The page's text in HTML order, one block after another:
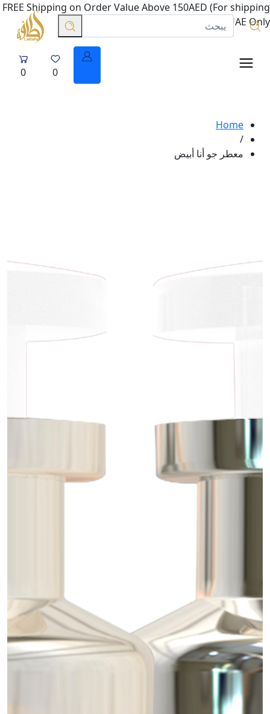
FREE Shipping on Order Value Above 150AED (For shipping
in UAE Only.
0
0
Home
/
معطر جو أنا أبيض